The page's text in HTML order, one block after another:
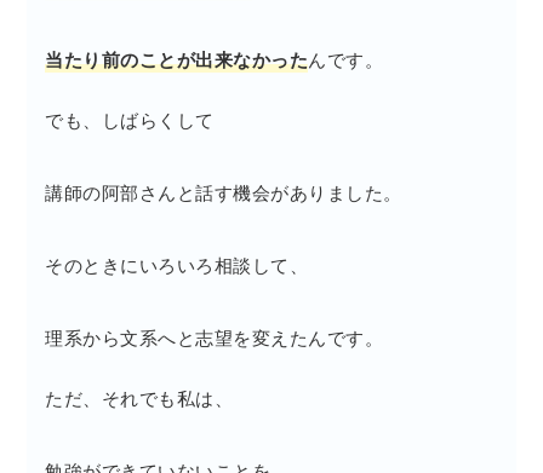
当たり前のことが出来なかったんです。
でも、しばらくして
講師の阿部さんと話す機会がありました。
そのときにいろいろ相談して、
理系から文系へと志望を変えたんです。
ただ、それでも私は、